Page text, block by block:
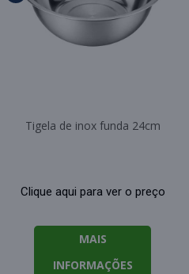
Tigela de inox funda 24cm
Clique aqui para ver o preço
MAIS
INFORMAÇÕES